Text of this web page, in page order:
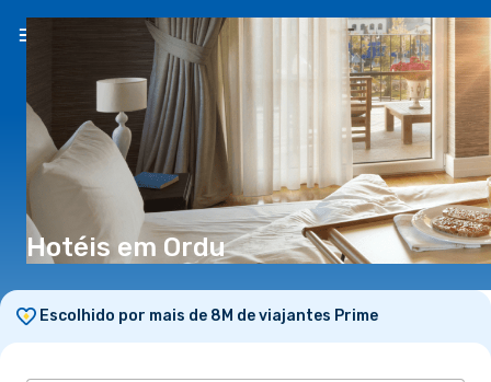
PT(€)
Hotéis em Ordu
Escolhido por mais de 8M de viajantes Prime